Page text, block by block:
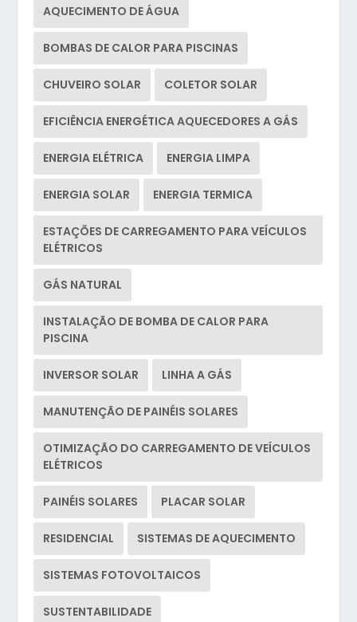
AQUECIMENTO DE ÁGUA
BOMBAS DE CALOR PARA PISCINAS
CHUVEIRO SOLAR COLETOR SOLAR
EFICIÊNCIA ENERGÉTICA AQUECEDORES A GÁS
ENERGIA ELÉTRICA ENERGIA LIMPA
ENERGIA SOLAR ENERGIA TERMICA
ESTAÇÕES DE CARREGAMENTO PARA VEÍCULOS
ELÉTRICOS
GÁS NATURAL
INSTALAÇÃO DE BOMBA DE CALOR PARA
PISCINA
INVERSOR SOLAR LINHA A GÁS
MANUTENÇÃO DE PAINÉIS SOLARES
OTIMIZAÇÃO DO CARREGAMENTO DE VEÍCULOS
ELÉTRICOS
PAINÉIS SOLARES PLACAR SOLAR
RESIDENCIAL SISTEMAS DE AQUECIMENTO
SISTEMAS FOTOVOLTAICOS
SUSTENTABILIDADE